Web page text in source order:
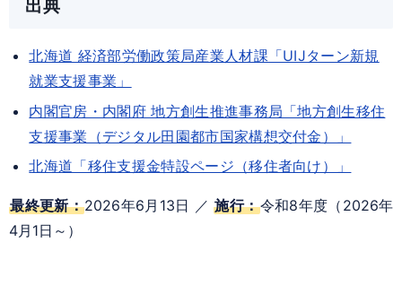
出典
北海道 経済部労働政策局産業人材課「UIJターン新規
就業支援事業」
内閣官房・内閣府 地方創生推進事務局「地方創生移住
支援事業（デジタル田園都市国家構想交付金）」
北海道「移住支援金特設ページ（移住者向け）」
最終更新：2026年6月13日 ／施行：令和8年度（2026年
4月1日～）